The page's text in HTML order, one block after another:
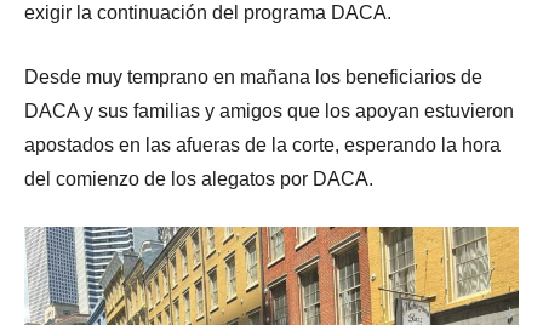
exigir la continuación del programa DACA.
Desde muy temprano en mañana los beneficiarios de
DACA y sus familias y amigos que los apoyan estuvieron
apostados en las afueras de la corte, esperando la hora
del comienzo de los alegatos por DACA.